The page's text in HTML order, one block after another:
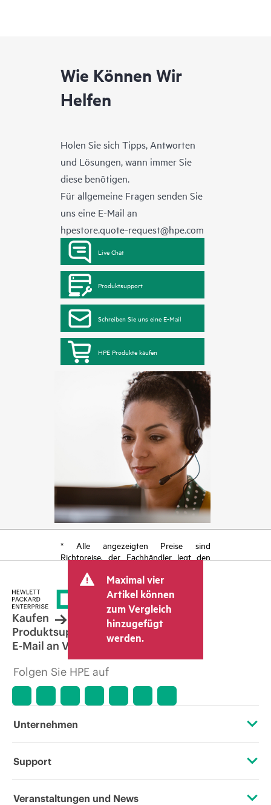
Wie Können Wir
Helfen
Holen Sie sich Tipps, Antworten
und Lösungen, wann immer Sie
diese benötigen.
Für allgemeine Fragen senden Sie
uns eine E-Mail an
hpestore.quote-request@hpe.com
Live Chat
Produktsupport
Schreiben Sie uns eine E-Mail
HPE Produkte kaufen
* Alle angezeigten Preise sind
Richtpreise, der Fachhändler legt den
kann weitere Gebühren wie
Mehrwertsteuer und Versandkosten
berücksichtigen. Der vom Fachhändler
festgelegte Transaktionspreis kann von
dem anderer Fachhändler und dem
angezeigten Richtpreis abweichen. Die
Richtpreise können zeitlich begrenzte
Sonderangebote enthalten. HPE behält
sich das Recht vor, jederzeit
Marktbedingungen, der Einstellung von
Produktverfügbarkeit, dem Ende der
Lebensdauer von Werbeaktionen und
Maximal vier
Artikel können
zum Vergleich
hinzugefügt
werden.
Kaufen
Produktsupport
E-Mail an Vertrieb
Folgen Sie HPE auf
Unternehmen
Über HPE
Support
Operational Support Services
Veranstaltungen und News